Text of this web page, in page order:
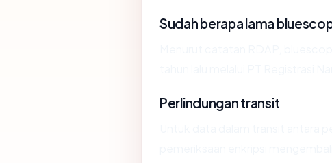
Sudah berapa lama
Perlindungan transit